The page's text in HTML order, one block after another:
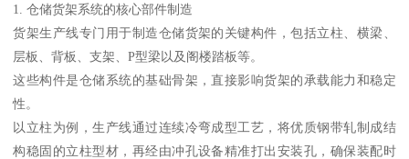
1. 仓储货架系统的核心部件制造
货架生产线专门用于制造仓储货架的关键构件，包括立柱、横梁、
层板、背板、支架、P型梁以及阁楼踏板等。
这些构件是仓储系统的基础骨架，直接影响货架的承载能力和稳定
性。
以立柱为例，生产线通过连续冷弯成型工艺，将优质钢带轧制成结
构稳固的立柱型材，再经由冲孔设备精准打出安装孔，确保装配时